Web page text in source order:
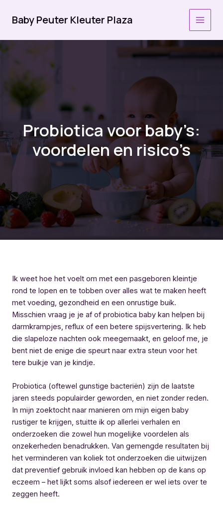
naar
inhoud
Baby Peuter Kleuter Plaza
Probiotica voor baby’s:
voordelen en risico’s
Ik weet hoe het voelt om met een pasgeboren kleintje
rond te lopen en te tobben over alles wat te maken heeft
met voeding, gezondheid en een onrustige buik.
Misschien vraag je je af of probiotica baby kan helpen bij
darmkrampjes, reflux of een betere spijsvertering. Ik heb
die slapeloze nachten ook meegemaakt, en geloof me, je
bent niet de enige die speurt naar extra steun voor het
tere buikje van je kindje.
Probiotica (oftewel gunstige bacteriën) zijn de laatste
jaren steeds populairder geworden, en niet zonder reden.
In mijn zoektocht naar manieren om mijn eigen baby
rustiger te krijgen, stuitte ik op allerlei verhalen en
onderzoeken die zowel hun mogelijke voordelen als
onzekerheden benadrukken. Van gemengde resultaten bij
het verminderen van koliek tot onderzoeken die uitwijzen
dat preventief gebruik invloed kan hebben op de kans op
eczeem – het lijkt soms alsof iedereen er wel iets over te
zeggen heeft.